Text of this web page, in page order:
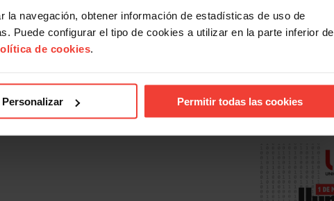
navegación, obtener información de estadísticas de uso de
Puede configurar el tipo de cookies a utilizar en la parte inferior de
de cookies.
Personalizar Permitir todas las cookies